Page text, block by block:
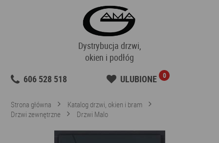
Dystrybucja drzwi,
okien i podłóg
606 528 518
ULUBIONE 0
Strona główna
Katalog drzwi, okien i bram
Drzwi zewnętrzne
Drzwi Malo